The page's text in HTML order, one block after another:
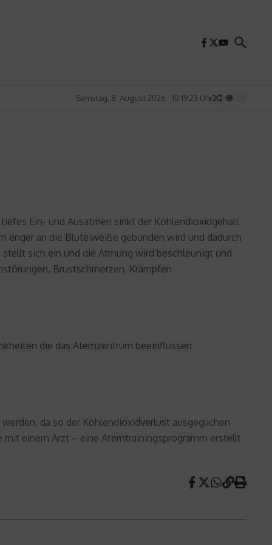
Samstag, 8. August 2026 10:19:24 Uhr
Ein- und Ausatmen sinkt der Kohlendioxidgehalt
enger an die Bluteiweiße gebunden wird und dadurch
sich ein und die Atmung wird beschleunigt und
Brustschmerzen, Krämpfen
die das Atemzentrum beeinflussen
da so der Kohlendioxidverlust ausgeglichen
einem Arzt – eine Atemtrainingsprogramm erstellt